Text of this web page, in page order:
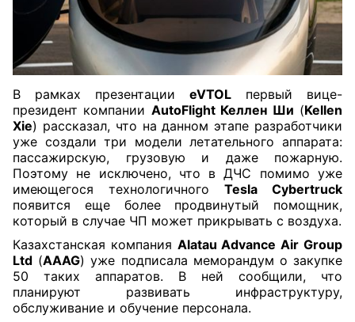
В рамках презентации eVTOL первый вице-
президент компании AutoFlight Келлен Ши (Kellen
Xie) рассказал, что на данном этапе разработчики
уже создали три модели летательного аппарата:
пассажирскую, грузовую и даже пожарную.
Поэтому не исключено, что в ДЧС помимо уже
имеющегося технологичного Tesla Cybertruck
появится еще более продвинутый помощник,
который в случае ЧП может прикрывать с воздуха.
Казахстанская компания Alatau Advance Air Group
Ltd (AAAG) уже подписала меморандум о закупке
50 таких аппаратов. В ней сообщили, что
планируют развивать инфраструктуру,
обслуживание и обучение персонала.